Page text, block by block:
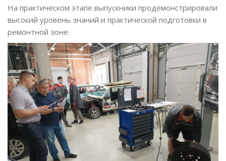
На практическом этапе выпускники продемонстрировали
высокий уровень знаний и практической подготовки в
ремонтной зоне.